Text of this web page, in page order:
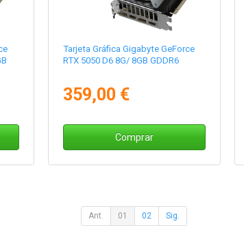
Tarjeta Gráfica Gigabyte GeForce
RTX 5050 D6 8G/ 8GB GDDR6
359,00 €
Comprar
Ant. 01 02 Sig.